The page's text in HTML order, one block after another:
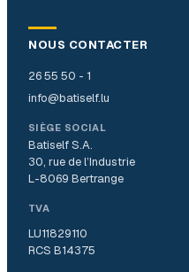
NOUS CONTACTER
26 55 50 - 1
info@batiself.lu
SIÈGE SOCIAL
Batiself S.A.
30, rue de l’Industrie
L-8069 Bertrange
TVA
LU11829110
RCS B14375